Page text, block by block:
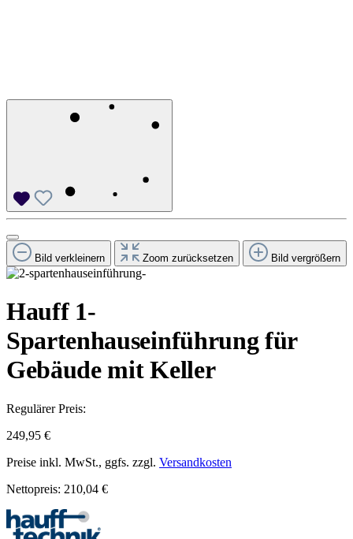
Bild verkleinern Zoom zurücksetzen Bild vergrößern
Hauff 1-
Spartenhauseinführung für
Gebäude mit Keller
Regulärer Preis:
249,95 €
Preise inkl. MwSt., ggfs. zzgl. Versandkosten
Nettopreis: 210,04 €